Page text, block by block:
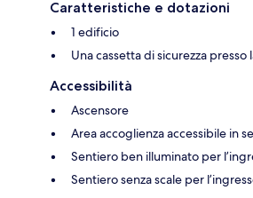
Caratteristiche e dotazioni
1 edificio
Una cassetta di sicurezza
Accessibilità
Ascensore
Area accoglienza accessibile in
Sentiero ben illuminato per
Sentiero senza scale per